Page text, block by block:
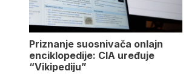
Priznanje suosnivača onlajn
enciklopedije: CIA uređuje
“Vikipediju”